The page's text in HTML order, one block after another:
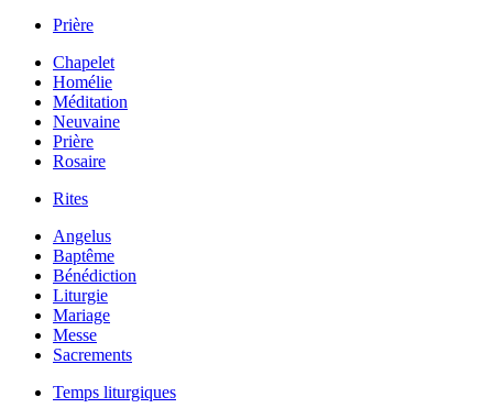
Prière
Chapelet
Homélie
Méditation
Neuvaine
Prière
Rosaire
Rites
Angelus
Baptême
Bénédiction
Liturgie
Mariage
Messe
Sacrements
Temps liturgiques